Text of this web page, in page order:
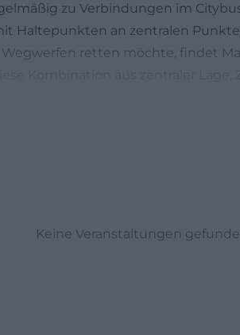
zu Verbindungen im
Haltepunkten an zentralen
retten möchte, findet
Market Alschark lautet Untere
sein prägendes
Keine Veranstaltungen